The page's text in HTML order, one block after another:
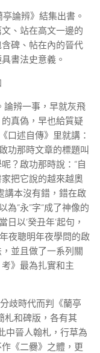
論辨》結集出書。
、站在高文一邊的
碑、帖在內的晉代
書法史意義。
論辨一事，早就灰飛
真偽，早也給質疑
口述自傳》里就講：
功那時文章的標題叫
？啟功那時說：“自
把它說的越來越奧
講本沒有錯，錯在啟
為“永”字“成了神像的
以‘癸丑年’起句，
夜聰明年夜學問的啟
並且做了一系列關
》最為扎實和主
歧時代而判《蘭亭
札和碑版，各有其
中晉人翰札，行草為
《二爨》之體，更